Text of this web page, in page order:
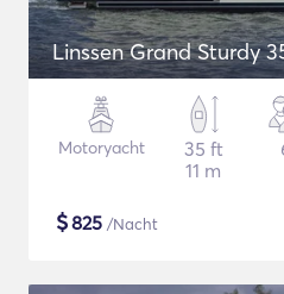
Linssen Grand Sturdy
Motoryacht
35 ft
11 m
$825 /Nacht